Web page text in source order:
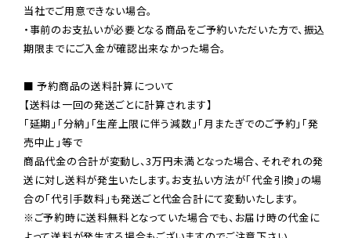
当社でご用意できない場合。
・事前のお支払いが必要となる商品をご予約いただいた方で、振込
期限までにご入金が確認出来なかった場合。
■ 予約商品の送料計算について
【送料は一回の発送ごとに計算されます】
「延期」「分納」「生産上限に伴う減数」「月またぎでのご予約」「発
売中止」等で
商品代金の合計が変動し、3万円未満となった場合、それぞれの発
送に対し送料が発生いたします。お支払い方法が「代金引換」の場
※ご予約時に送料無料となっていた場合でも、お届け時の代金に